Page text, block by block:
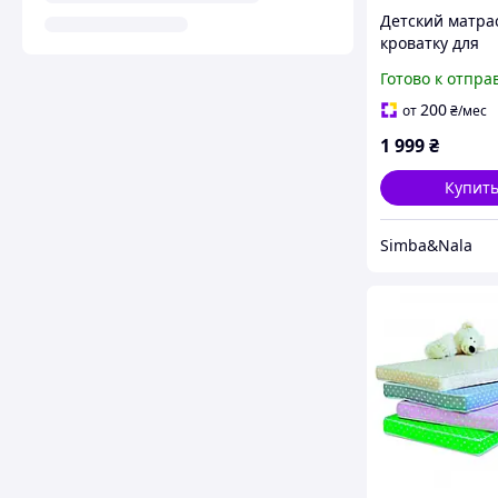
Детский
кроватку для
Комфорт
кокосом и
Готово к
от 200₴/мес
1 999₴
Купить
Simba&Nala